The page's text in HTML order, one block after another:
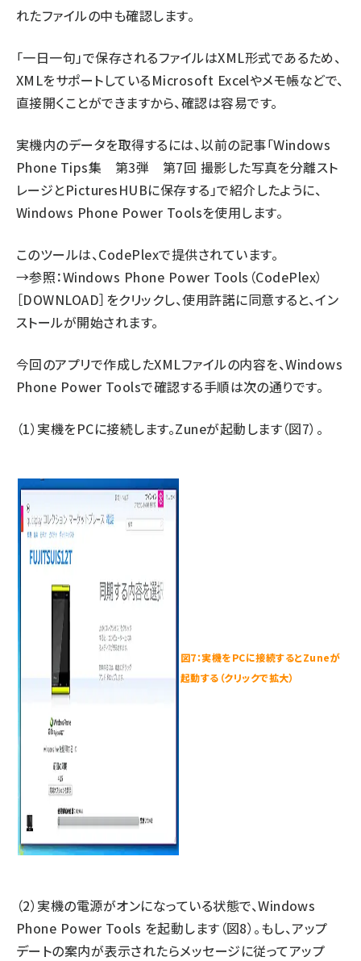
れたファイルの中も確認します。
「一日一句」で保存されるファイルはXML形式であるため、
XMLをサポートしているMicrosoft Excelやメモ帳などで、
直接開くことができますから、確認は容易です。
実機内のデータを取得するには、以前の記事「Windows
Phone Tips集 第3弾 第7回 撮影した写真を分離スト
レージとPicturesHUBに保存する」で紹介したように、
Windows Phone Power Toolsを使用します。
このツールは、CodePlexで提供されています。
→参照：Windows Phone Power Tools（CodePlex）
［DOWNLOAD］をクリックし、使用許諾に同意すると、イン
ストールが開始されます。
今回のアプリで作成したXMLファイルの内容を、Windows
Phone Power Toolsで確認する手順は次の通りです。
（1）実機をPCに接続します。Zuneが起動します（図7）。
図7：実機をPCに接続するとZuneが
起動する（クリックで拡大）
（2）実機の電源がオンになっている状態で、Windows
Phone Power Tools を起動します（図8）。もし、アップ
デートの案内が表示されたらメッセージに従ってアップ